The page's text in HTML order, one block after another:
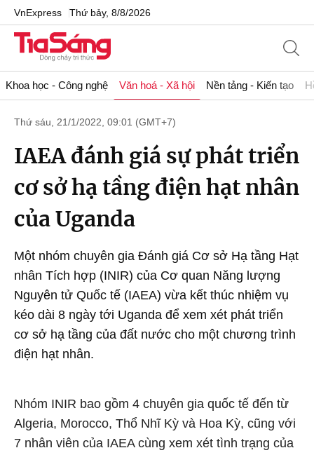
VnExpress Thứ bảy, 8/8/2026
Khoa học - Công nghệ Văn hoá - Xã hội Nền tảng - Kiến tạo
Thứ sáu, 21/1/2022, 09:01 (GMT+7)
IAEA đánh giá sự phát triển
cơ sở hạ tầng điện hạt nhân
của Uganda
Một nhóm chuyên gia Đánh giá Cơ sở Hạ tầng Hạt
nhân Tích hợp (INIR) của Cơ quan Năng lượng
Nguyên tử Quốc tế (IAEA) vừa kết thúc nhiệm vụ
kéo dài 8 ngày tới Uganda để xem xét phát triển
cơ sở hạ tầng của đất nước cho một chương trình
điện hạt nhân.
Nhóm INIR bao gồm 4 chuyên gia quốc tế đến từ
Algeria, Morocco, Thổ Nhĩ Kỳ và Hoa Kỳ, cũng với
7 nhân viên của IAEA cùng xem xét tình trạng của